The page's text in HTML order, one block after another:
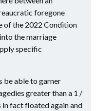
foregone
of the 2022 Condition
the marriage
specific
be able to garner
greater than a 1 /
fact floated again and